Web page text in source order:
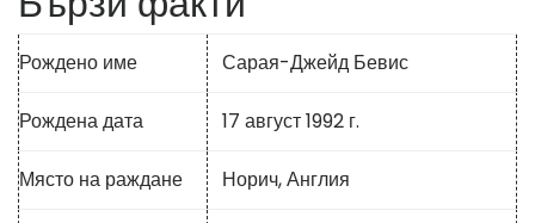
Рождено име Сарая-Джейд Бевис
Рождена дата 17 август 1992 г.
Място на раждане Норич, Англия